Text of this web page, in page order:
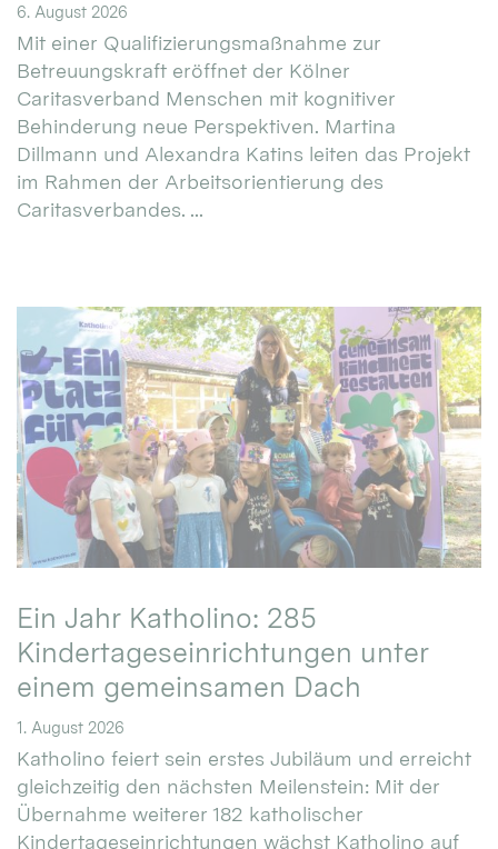
6. August 2026
Mit einer Qualifizierungsmaßnahme zur
Betreuungskraft eröffnet der Kölner
Caritasverband Menschen mit kognitiver
Behinderung neue Perspektiven. Martina
Dillmann und Alexandra Katins leiten das Projekt
im Rahmen der Arbeitsorientierung des
Caritasverbandes. ...
Ein Jahr Katholino: 285
Kindertageseinrichtungen unter
einem gemeinsamen Dach
1. August 2026
Katholino feiert sein erstes Jubiläum und erreicht
gleichzeitig den nächsten Meilenstein: Mit der
Übernahme weiterer 182 katholischer
Kindertageseinrichtungen wächst Katholino auf